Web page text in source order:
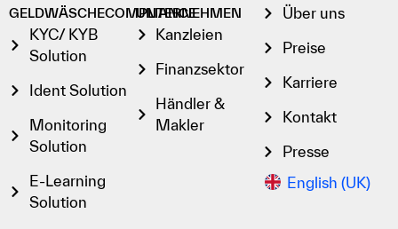
GELDWÄSCHECOMPLIANCE
KYC/ KYB
Solution
Ident Solution
Monitoring
Solution
E-Learning
Solution
UNTERNEHMEN
Kanzleien
Finanzsektor
Händler &
Makler
Über uns
Preise
Karriere
Kontakt
Presse
English (UK)